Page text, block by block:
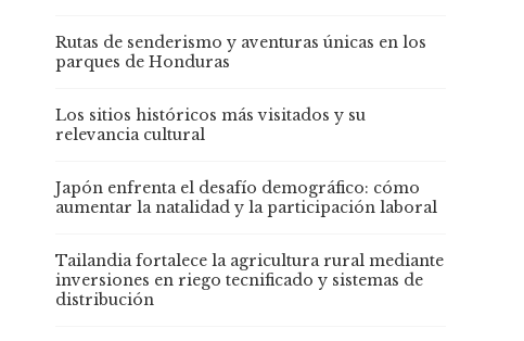
Rutas de senderismo y aventuras únicas en los
parques de Honduras
Los sitios históricos más visitados y su
relevancia cultural
Japón enfrenta el desafío demográfico: cómo
aumentar la natalidad y la participación laboral
Tailandia fortalece la agricultura rural mediante
inversiones en riego tecnificado y sistemas de
distribución